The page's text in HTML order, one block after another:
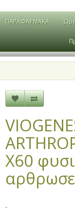
ΠΑΡΑΦΑΡΜΑΚΑ
X60
-